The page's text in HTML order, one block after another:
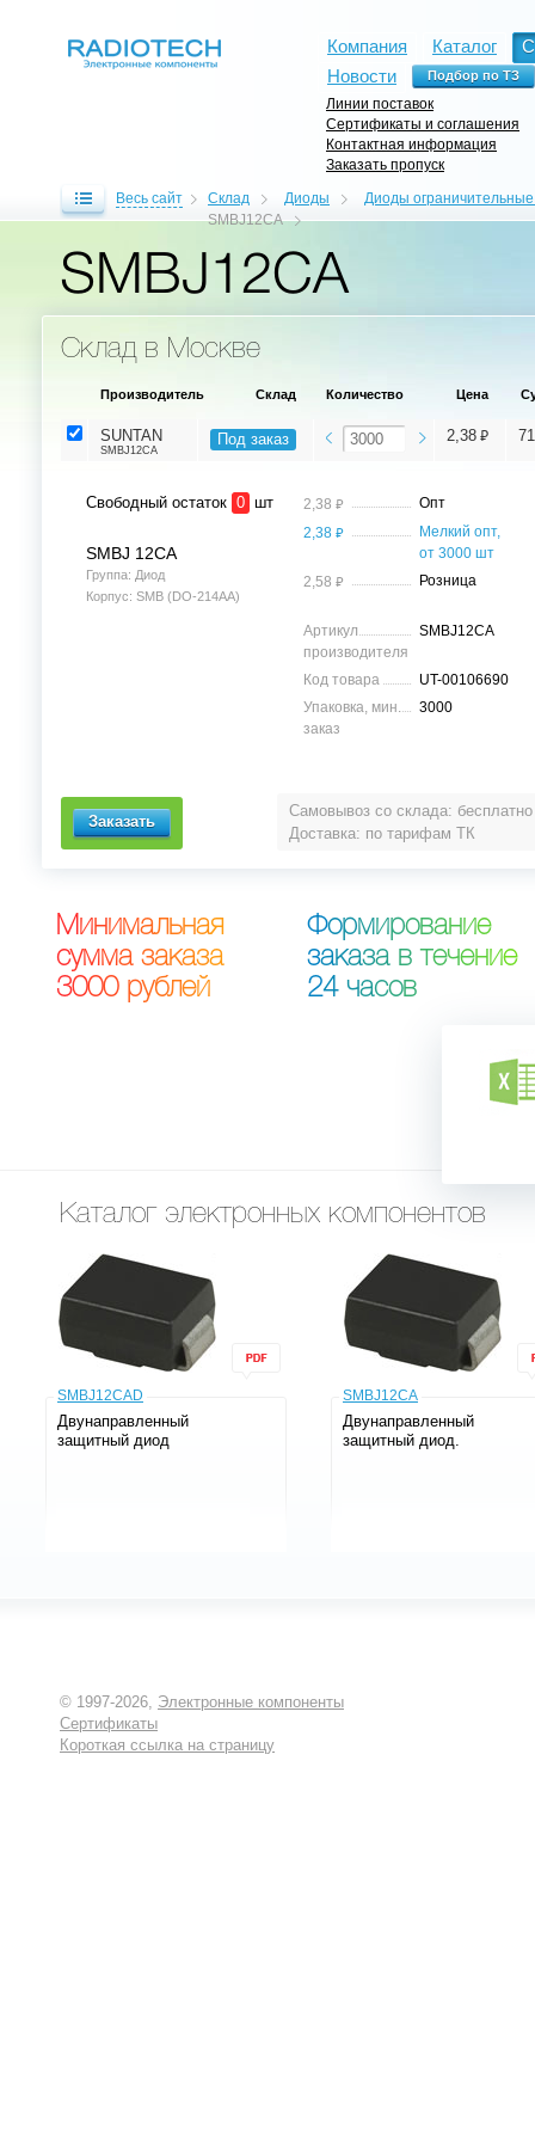
Компания Каталог
Новости
Линии поставок
Сертификаты и соглашения
Контактная информация
Заказать пропуск
Весь сайт Склад Диоды
Диоды
SMBJ12CA
SMBJ12CA
Склад в Москве
Самовывоз со склада: бесплатно
Доставка: по тарифам ТК
Производитель Склад Количество Цена
SUNTAN
SMBJ12CA
Под заказ 2,38 ⃏
Свободный остаток 0 шт
SMBJ 12CA
Группа: Диод
Корпус: SMB (DO-214AA)
2,38 ⃏
Опт
2,38 ⃏
Мелкий опт,
от 3000 шт
2,58 ⃏ Розница
Артикул
производителя
SMBJ12CA
Код товара
UT-00106690
Упаковка, мин.
заказ
3000
Минимальная
сумма заказа
3000 рублей
Формирование
заказа в течение
24 часов
Каталог электронных компонентов
SMBJ12CAD
Двунаправленный
защитный диод
SMBJ12CA
Двунаправленный
защитный диод.
© 1997-2026, Электронные компоненты
Сертификаты
Короткая ссылка на страницу